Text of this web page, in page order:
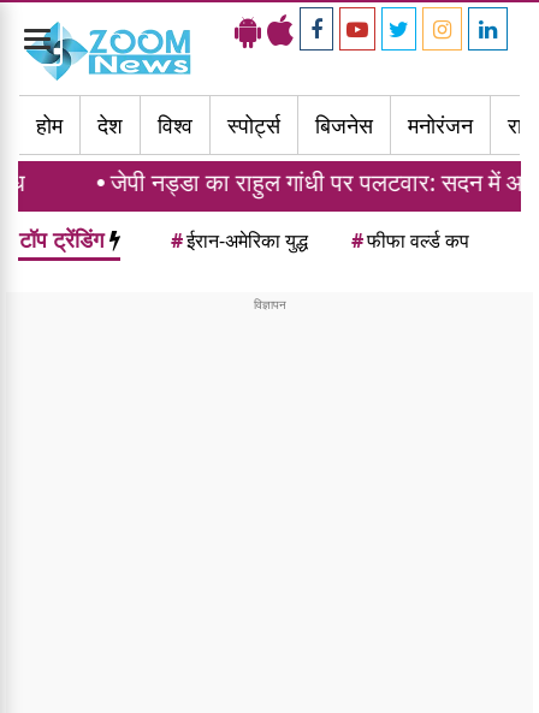
Toggle
navigation
होम
देश विश्व स्पोर्ट्स बिजनेस मनोरंजन
नड्डा का राहुल गांधी पर पलटवार: सदन में आएं, हम चर्चा के
टॉप ट्रेंडिंग #ईरान-अमेरिका युद्ध #फीफा वर्ल्ड कप